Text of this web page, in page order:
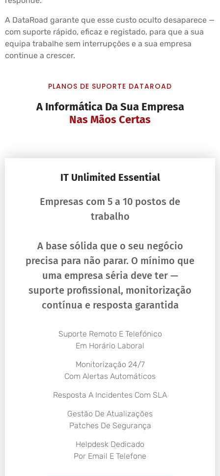
A DataRoad garante que esse custo oculto desaparece —
com suporte rápido, eficaz e registado, para que a sua
equipa trabalhe sem interrupções e a sua empresa
continue a crescer.
PLANOS DE SUPORTE DATAROAD
A Informática Da Sua Empresa
Nas Mãos Certas
IT Unlimited Essential
Empresas com 5 a 10 postos de
trabalho
A base sólida que o seu negócio
precisa para não parar. O mínimo que
uma empresa séria deve ter —
suporte profissional, monitorização
contínua e resposta garantida
Suporte Remoto E Telefónico
Em Horário Laboral
Monitorização 24/7
Com Alertas Automáticos
Resposta A Incidentes Com SLA
Gestão De Atualizações
Patches De Segurança
Helpdesk Dedicado
Por Email E Telefone